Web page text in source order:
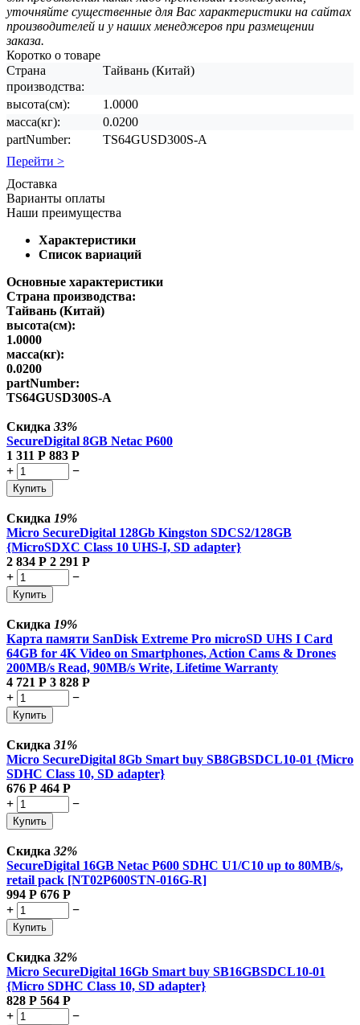
уточняйте существенные для Вас характеристики на сайтах
производителей и у наших менеджеров при размещении
заказа.
Коротко о товаре
Страна
производства:
Тайвань (Китай)
высота(см):
1.0000
масса(кг):
0.0200
partNumber:
TS64GUSD300S-A
Перейти >
Доставка
Варианты оплаты
Наши преимущества
Характеристики
Список вариаций
Основные характеристики
Страна производства:
Тайвань (Китай)
высота(см):
1.0000
масса(кг):
0.0200
partNumber:
TS64GUSD300S-A
Скидка 33%
SecureDigital 8GB Netac P600
1 311 Р 883 Р
+
−
Купить
Скидка 19%
Micro SecureDigital 128Gb Kingston SDCS2/128GB
{MicroSDXC Class 10 UHS-I, SD adapter}
2 834 Р 2 291 Р
+
−
Купить
Скидка 19%
Карта памяти SanDisk Extreme Pro microSD UHS I Card
64GB for 4K Video on Smartphones, Action Cams & Drones
200MB/s Read, 90MB/s Write, Lifetime Warranty
4 721 Р 3 828 Р
+
−
Купить
Скидка 31%
Micro SecureDigital 8Gb Smart buy SB8GBSDCL10-01 {Micro
SDHC Class 10, SD adapter}
676 Р 464 Р
+
−
Купить
Скидка 32%
SecureDigital 16GB Netac P600 SDHC U1/C10 up to 80MB/s,
retail pack [NT02P600STN-016G-R]
994 Р 676 Р
+
−
Купить
Скидка 32%
Micro SecureDigital 16Gb Smart buy SB16GBSDCL10-01
{Micro SDHC Class 10, SD adapter}
828 Р 564 Р
+
−